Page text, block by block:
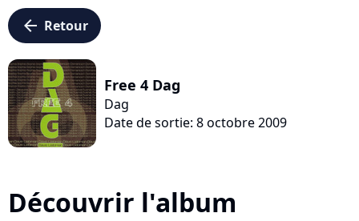
arrow_left Retour
Free 4 Dag
Dag
Date de sortie: 8 octobre 2009
Découvrir l'album